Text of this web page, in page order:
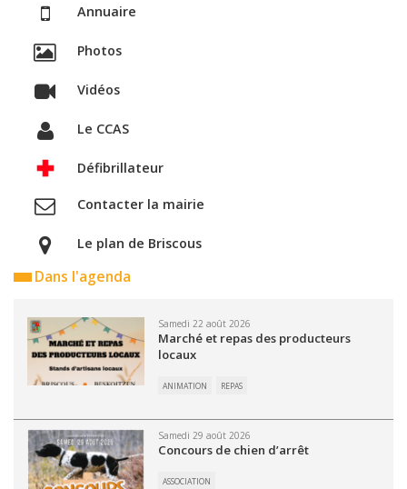
Annuaire
Photos
Vidéos
Le CCAS
Défibrillateur
Contacter la mairie
Le plan de Briscous
Dans l'agenda
Samedi 22 août 2026
Marché et repas des producteurs
locaux
ANIMATION REPAS
Samedi 29 août 2026
Concours de chien d’arrêt
ASSOCIATION